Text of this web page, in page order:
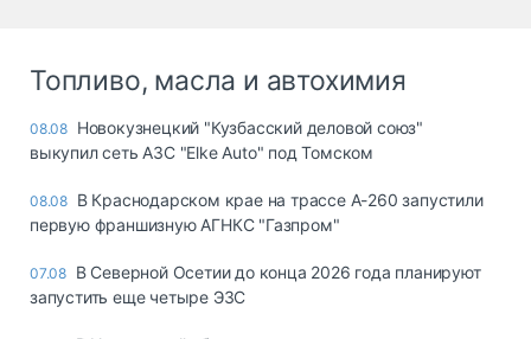
Топливо, масла и автохимия
08.08 Новокузнецкий "Кузбасский деловой союз"
выкупил сеть АЗС "Elke Auto" под Томском
08.08 В Краснодарском крае на трассе А-260 запустили
первую франшизную АГНКС "Газпром"
07.08 В Северной Осетии до конца 2026 года планируют
запустить еще четыре ЭЗС